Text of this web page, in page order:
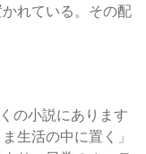
れている。その配
の小説にあります
生活の中に置く」